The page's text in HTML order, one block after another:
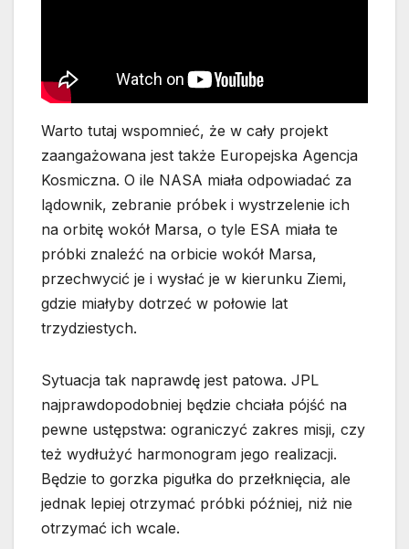
Warto tutaj wspomnieć, że w cały projekt
zaangażowana jest także Europejska Agencja
Kosmiczna. O ile NASA miała odpowiadać za
lądownik, zebranie próbek i wystrzelenie ich
na orbitę wokół Marsa, o tyle ESA miała te
próbki znaleźć na orbicie wokół Marsa,
przechwycić je i wysłać je w kierunku Ziemi,
gdzie miałyby dotrzeć w połowie lat
trzydziestych.
Sytuacja tak naprawdę jest patowa. JPL
najprawdopodobniej będzie chciała pójść na
pewne ustępstwa: ograniczyć zakres misji, czy
też wydłużyć harmonogram jego realizacji.
Będzie to gorzka pigułka do przełknięcia, ale
jednak lepiej otrzymać próbki później, niż nie
otrzymać ich wcale.